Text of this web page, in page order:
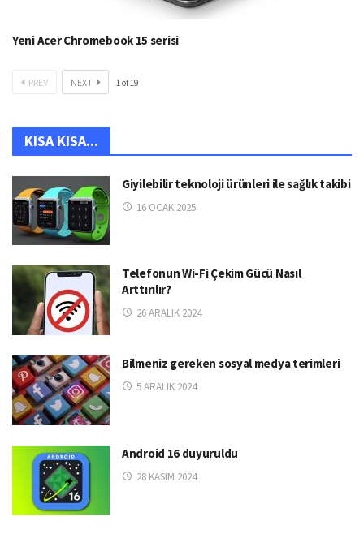
Yeni Acer Chromebook 15 serisi
PREV NEXT 1 of19
KISA KISA...
Giyilebilir teknoloji ürünleri ile sağlık takibi
16 OCAK 2025
Telefonun Wi-Fi Çekim Gücü Nasıl
Arttırılır?
26 ARALIK 2024
Bilmeniz gereken sosyal medya terimleri
5 ARALIK 2024
Android 16 duyuruldu
28 KASIM 2024